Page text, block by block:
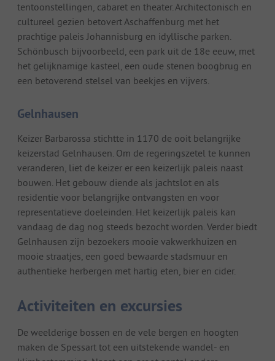
tentoonstellingen, cabaret en theater. Architectonisch en
cultureel gezien betovert Aschaffenburg met het
prachtige paleis Johannisburg en idyllische parken.
Schönbusch bijvoorbeeld, een park uit de 18e eeuw, met
het gelijknamige kasteel, een oude stenen boogbrug en
een betoverend stelsel van beekjes en vijvers.
Gelnhausen
Keizer Barbarossa stichtte in 1170 de ooit belangrijke
keizerstad Gelnhausen. Om de regeringszetel te kunnen
veranderen, liet de keizer er een keizerlijk paleis naast
bouwen. Het gebouw diende als jachtslot en als
residentie voor belangrijke ontvangsten en voor
representatieve doeleinden. Het keizerlijk paleis kan
vandaag de dag nog steeds bezocht worden. Verder biedt
Gelnhausen zijn bezoekers mooie vakwerkhuizen en
mooie straatjes, een goed bewaarde stadsmuur en
authentieke herbergen met hartig eten, bier en cider.
Activiteiten en excursies
De weelderige bossen en de vele bergen en hoogten
maken de Spessart tot een uitstekende wandel- en